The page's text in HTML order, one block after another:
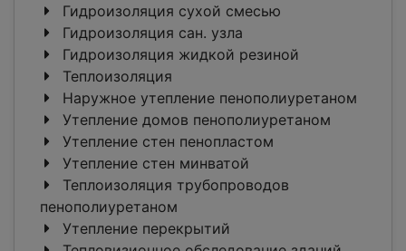
Гидроизоляция сухой смесью
Гидроизоляция сан. узла
Гидроизоляция жидкой резиной
Теплоизоляция
Наружное утепление пенополиуретаном
Утепление домов пенополиуретаном
Утепление стен пенопластом
Утепление стен минватой
Теплоизоляция трубопроводов
пенополиуретаном
Утепление перекрытий